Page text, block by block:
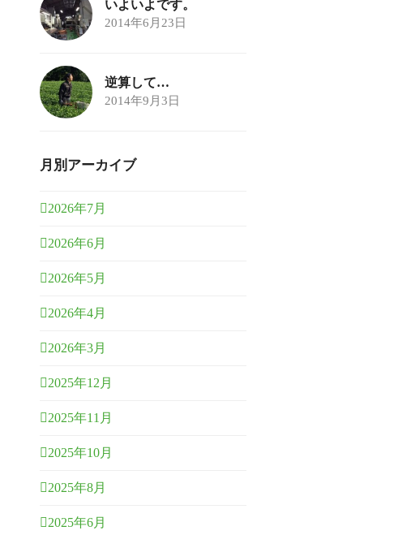
いよいよです。
2014年6月23日
逆算して…
2014年9月3日
月別アーカイブ
2026年7月
2026年6月
2026年5月
2026年4月
2026年3月
2025年12月
2025年11月
2025年10月
2025年8月
2025年6月